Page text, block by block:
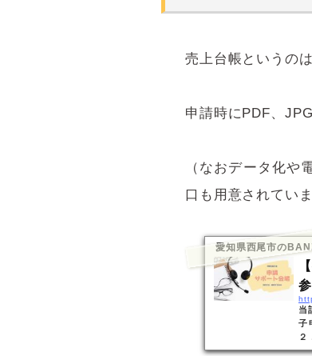
売上台帳というの
申請時にPDF、
（なおデータ化や
口も用意されていま
愛知県西尾市の
当
子
２